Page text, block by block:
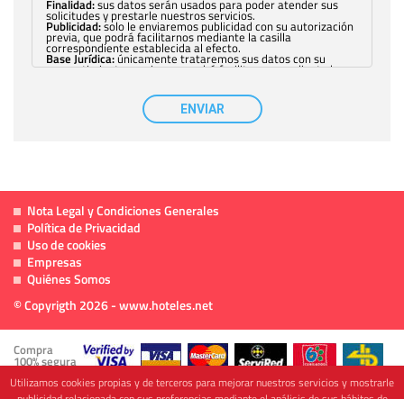
Finalidad:sus datos serán usados para poder atender sus
solicitudes y prestarle nuestros servicios.
Publicidad:solo le enviaremos publicidad con su autorización
previa, que podrá facilitarnos mediante la casilla
correspondiente establecida al efecto.
Base Jurídica:únicamente trataremos sus datos con su
consentimiento previo, que podrá facilitarnos mediante la
con carácter general, sólo el personal de
nuestra entidad que esté debidamente autorizado podrá
tener conocimiento de la información que le pedimos. No se
comunicarán datos a terceros.
política de privacidad
ENVIAR
Nota Legal y Condiciones Generales
Política de Privacidad
Uso de cookies
Empresas
Quiénes Somos
© Copyrigth 2026 - www.hoteles.net
Compra
100% segura
Utilizamos cookies propias y de terceros para mejorar nuestros servicios y mostrarle